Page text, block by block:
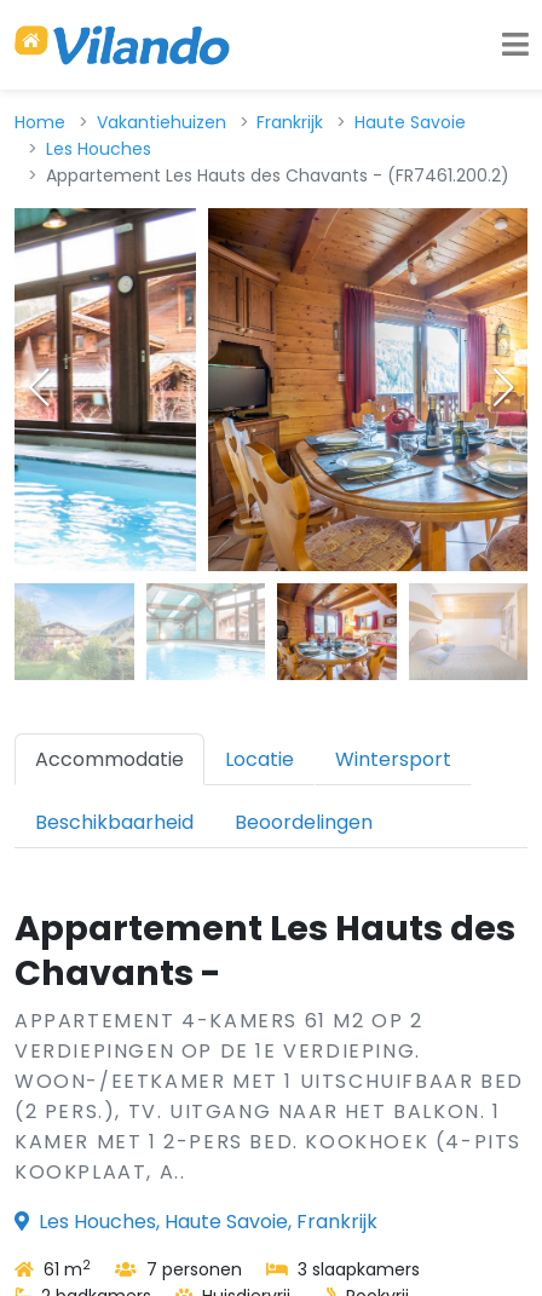
Home Vakantiehuizen Frankrijk
Haute Savoie
Les Houches
Appartement Les Hauts des Chavants - (FR7461.200.2)
Accommodatie Locatie Wintersport
Beschikbaarheid Beoordelingen
Appartement Les Hauts des
Chavants -
APPARTEMENT 4-KAMERS 61 M2 OP 2
VERDIEPINGEN OP DE 1E VERDIEPING.
WOON-/EETKAMER MET 1 UITSCHUIFBAAR BED
(2 PERS.), TV. UITGANG NAAR HET BALKON. 1
KAMER MET 1 2-PERS BED. KOOKHOEK (4-PITS
KOOKPLAAT, A..
Les Houches, Haute Savoie, Frankrijk
61 m2 7 personen
3 slaapkamers